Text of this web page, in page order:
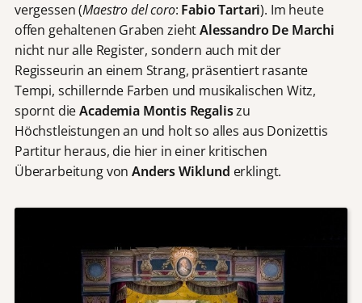
vergessen (Maestro del coro: Fabio Tartari). Im heute
offen gehaltenen Graben ziehtAlessandro De Marchi
nicht nur alle Register, sondern auch mit der
Regisseurin an einem Strang, präsentiert rasante
Tempi, schillernde Farben und musikalischen Witz,
spornt dieAcademia Montis Regaliszu
Höchstleistungen an und holt so alles aus Donizettis
Partitur heraus, die hier in einer kritischen
Überarbeitung vonAnders Wiklund erklingt.